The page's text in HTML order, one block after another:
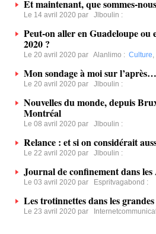
Et maintenant, que sommes-
Le 14 avril 2020 par Jlboulin :
Peut-on aller en Guadeloupe ou
2020 ?
Le 20 avril 2020 par Alanlimo : Culture,
Mon sondage à moi sur l’après…
Le 20 avril 2020 par Jlboulin :
Nouvelles du monde, depuis
Montréal
Le 08 avril 2020 par Jlboulin :
Relance : et si on considérait
Le 22 avril 2020 par Jlboulin :
Journal de confinement dans
Le 03 avril 2020 par Espritvagabond :
Les trotinnettes dans les
Le 23 avril 2020 par